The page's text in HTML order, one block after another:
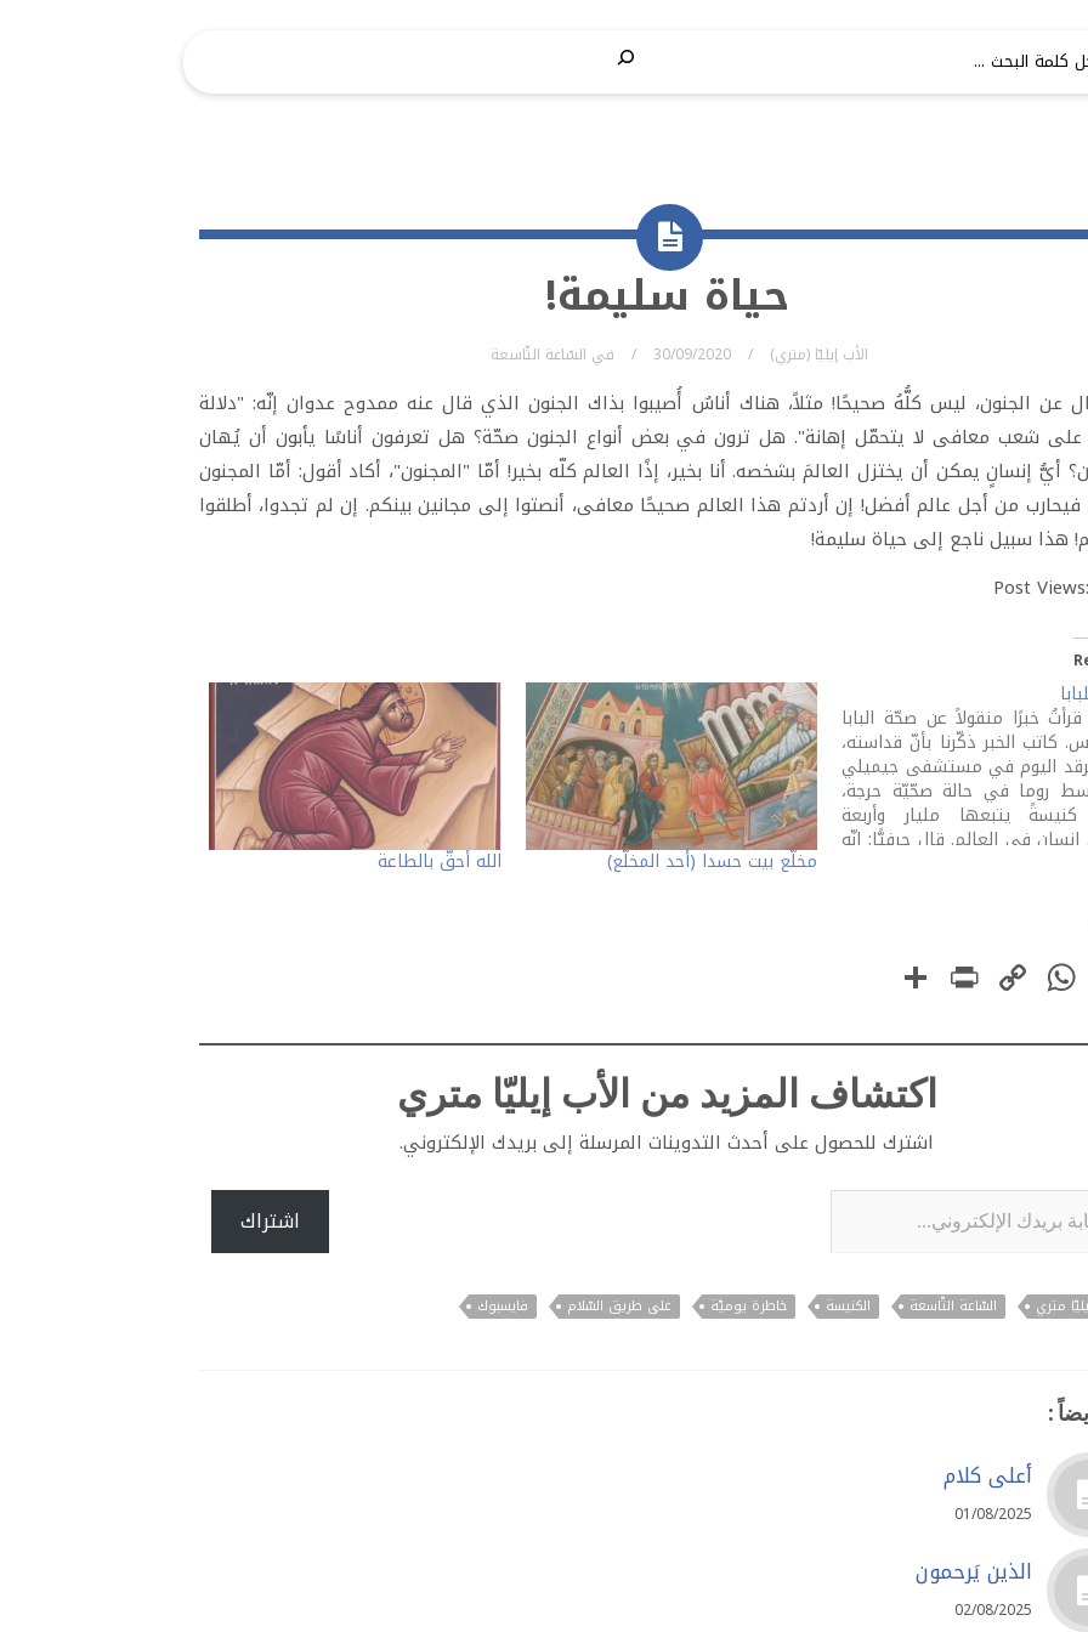
حياة سليمة!
الأب إيليّا (متري) 30/09/2020 في السّاعة التّاسعة
عن الجنون، ليس كلُّهُ صحيحًا! مثلاً، هناك أناسٌ أُصيبوا بذاك الجنون الذي قال عنه ممدوح عدوان إنّه: "دلالة
شعب معافى لا يتحمّل إهانة". هل ترون في بعض أنواع الجنون صحّة؟ هل تعرفون أناسًا يأبون أن يُهان
أيُّ إنسانٍ يمكن أن يختزل العالمَ بشخصه. أنا بخير، إذًا العالم كلّه بخير! أمّا "المجنون"، أكاد أقول: أمّا المجنون
فيحارب من أجل عالم أفضل! إن أردتم هذا العالم صحيحًا معافى، أنصتوا إلى مجانين بينكم. إن لم تجدوا، أطلقوا
هذا سبيل ناجع إلى حياة سليمة!
Post Views:
خبرًا منقولاً عن صحّة البابا
كاتب الخبر ذكّرنا بأنّ قداسته،
اليوم في مستشفى جيميلي
روما في حالة صحّيّة حرجة،
يتبعها مليار وأربعة
إنسان في العالم. قال حرفيًّا: إنّه
مخلّع بيت حسدا (أحد المخلّع) الله أحقّ بالطاعة
Facebook
WhatsApp
Copy
PrintFriendly
اكتشاف المزيد من الأب إيليّا متري
اشترك للحصول على أحدث التدوينات المرسلة إلى بريدك الإلكتروني.
اشتراك
متري السّاعة التّاسعة الكنيسة خاطرة يوميّة على طريق السّلام فايسبوك
:
أعلى كلام
01/08/2025
الذين يَرحمون
02/08/2025